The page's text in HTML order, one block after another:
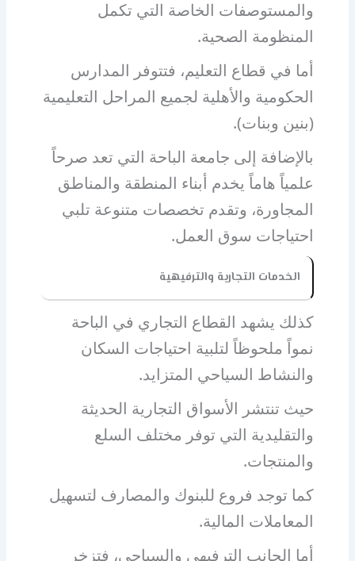
والمستوصفات الخاصة التي تكمل
المنظومة الصحية.
أما في قطاع التعليم، فتتوفر المدارس
الحكومية والأهلية لجميع المراحل التعليمية
(بنين وبنات).
بالإضافة إلى جامعة الباحة التي تعد صرحاً
علمياً هاماً يخدم أبناء المنطقة والمناطق
المجاورة، وتقدم تخصصات متنوعة تلبي
احتياجات سوق العمل.
الخدمات التجارية والترفيهية
كذلك يشهد القطاع التجاري في الباحة
نمواً ملحوظاً لتلبية احتياجات السكان
والنشاط السياحي المتزايد.
حيث تنتشر الأسواق التجارية الحديثة
والتقليدية التي توفر مختلف السلع
والمنتجات.
كما توجد فروع للبنوك والمصارف لتسهيل
المعاملات المالية.
أما الجانب الترفيهي والسياحي، فتزخر